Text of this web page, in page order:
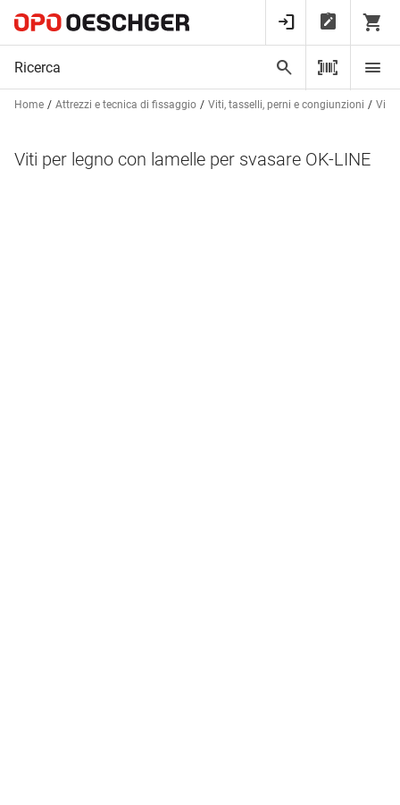
Home Attrezzi e tecnica di fissaggio Viti, tasselli, perni e congiunzioni Viti
Viti per legno con lamelle per svasare OK-LINE